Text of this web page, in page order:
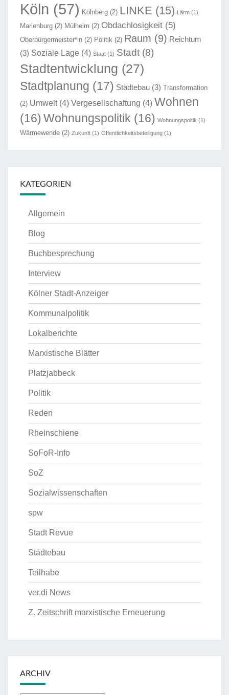
Köln (57) Kölnberg (2) LINKE (15) Lärm (1)
Marienburg (2) Mülheim (2) Obdachlosigkeit (5)
Oberbürgermeister*in (2) Politik (2) Raum (9) Reichtum
(3) Soziale Lage (4) Staat (1) Stadt (8)
Stadtentwicklung (27)
Stadtplanung (17) Städtebau (3) Transformation
(2) Umwelt(4) Vergesellschaftung (4) Wohnen
(16) Wohnungspolitik (16) Wohnungspoltik (1)
Wärmewende (2) Zukunft (1) Öffentlichkeitsbeteiligung (1)
KATEGORIEN
Allgemein
Blog
Buchbesprechung
Interview
Kölner Stadt-Anzeiger
Kommunalpolitik
Lokalberichte
Marxistische Blätter
Platzjabbeck
Politik
Reden
Rheinschiene
SoFoR-Info
SoZ
Sozialwissenschaften
spw
Stadt Revue
Städtebau
Teilhabe
ver.di News
Z. Zeitschrift marxistische Erneuerung
ARCHIV